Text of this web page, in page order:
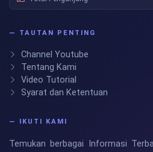
— TAUTAN PENTING
Channel Youtube
Tentang Kami
Video Tutorial
Syarat dan Ketentuan
— IKUTI KAMI
Temukan berbagai Informasi